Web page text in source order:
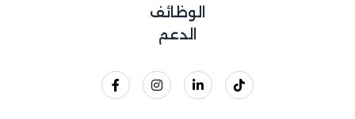
الوظائف
الدعم